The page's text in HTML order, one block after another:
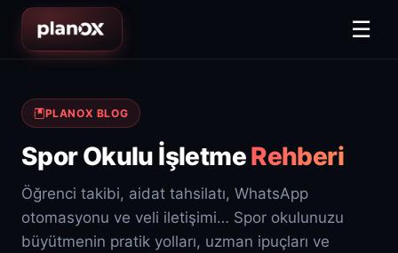
☰
PLANOX BLOG
Spor Okulu İşletmeRehberi
Öğrenci takibi, aidat tahsilatı, WhatsApp
otomasyonu ve veli iletişimi… Spor okulunuzu
büyütmenin pratik yolları, uzman ipuçları ve